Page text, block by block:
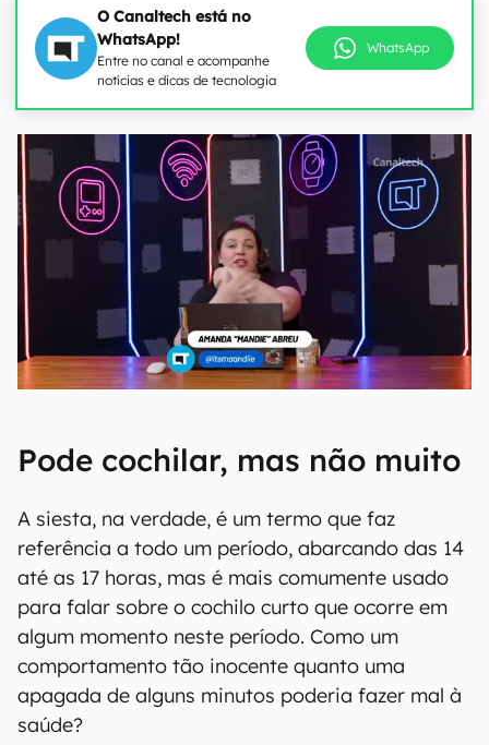
O Canaltech está no
WhatsApp!
Entre no canal e acompanhe
notícias e dicas de tecnologia
WhatsApp
Pode cochilar, mas não muito
A siesta, na verdade, é um termo que faz
referência a todo um período, abarcando das 14
até as 17 horas, mas é mais comumente usado
para falar sobre o cochilo curto que ocorre em
algum momento neste período. Como um
comportamento tão inocente quanto uma
apagada de alguns minutos poderia fazer mal à
saúde?